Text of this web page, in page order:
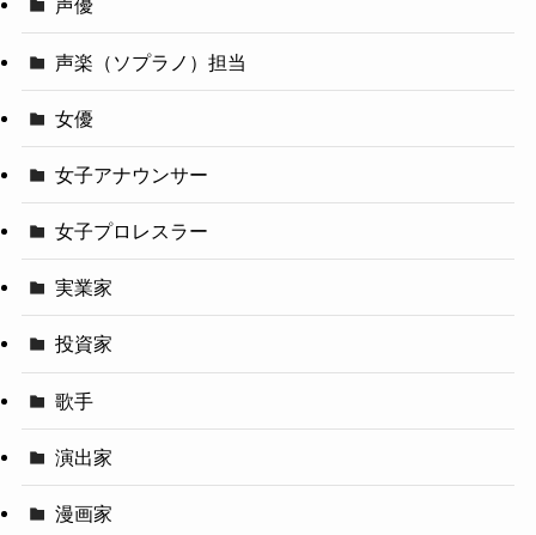
声優
声楽（ソプラノ）担当
女優
女子アナウンサー
女子プロレスラー
実業家
投資家
歌手
演出家
漫画家